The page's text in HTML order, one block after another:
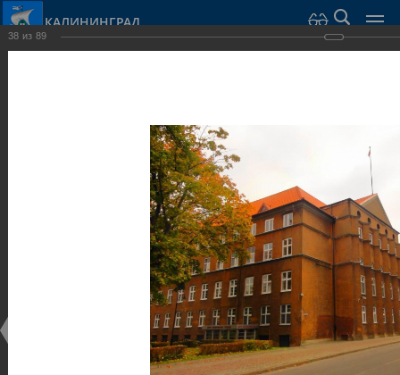
КАЛИНИНГРАД
Общественные здания и сооружения
38 из 89